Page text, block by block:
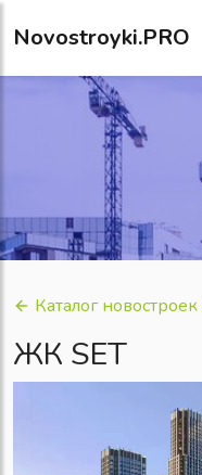
Novostroyki.PRO
Каталог
ЖК SET